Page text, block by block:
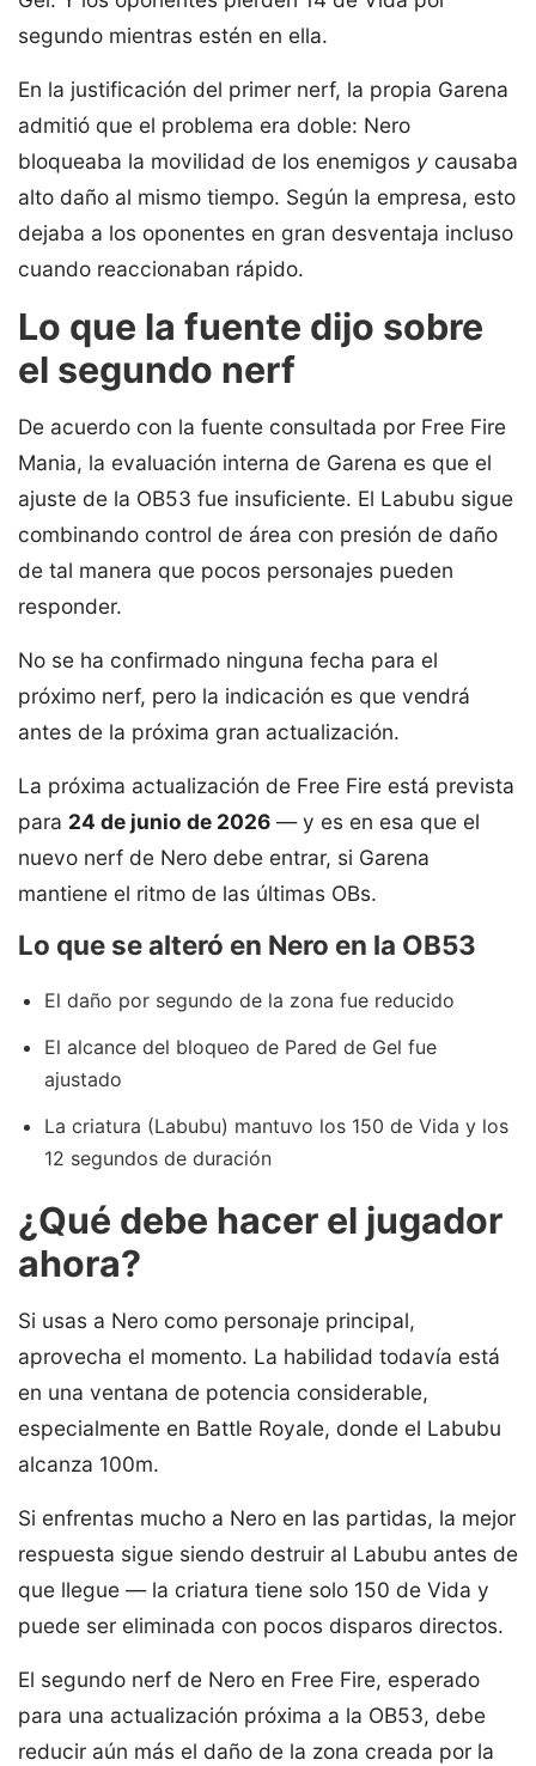
segundo mientras estén en ella.
En la justificación del primer nerf, la propia Garena
admitió que el problema era doble: Nero
bloqueaba la movilidad de los enemigos y causaba
alto daño al mismo tiempo. Según la empresa, esto
dejaba a los oponentes en gran desventaja incluso
cuando reaccionaban rápido.
Lo que la fuente dijo sobre
el segundo nerf
De acuerdo con la fuente consultada por Free Fire
Mania, la evaluación interna de Garena es que el
ajuste de la OB53 fue insuficiente. El Labubu sigue
combinando control de área con presión de daño
de tal manera que pocos personajes pueden
responder.
No se ha confirmado ninguna fecha para el
próximo nerf, pero la indicación es que vendrá
antes de la próxima gran actualización.
La próxima actualización de Free Fire está prevista
para 24 de junio de 2026 — y es en esa que el
nuevo nerf de Nero debe entrar, si Garena
mantiene el ritmo de las últimas OBs.
Lo que se alteró en Nero en la OB53
El daño por segundo de la zona fue reducido
El alcance del bloqueo de Pared de Gel fue
ajustado
La criatura (Labubu) mantuvo los 150 de Vida y los
12 segundos de duración
¿Qué debe hacer el jugador
ahora?
Si usas a Nero como personaje principal,
aprovecha el momento. La habilidad todavía está
en una ventana de potencia considerable,
especialmente en Battle Royale, donde el Labubu
alcanza 100m.
Si enfrentas mucho a Nero en las partidas, la mejor
respuesta sigue siendo destruir al Labubu antes de
que llegue — la criatura tiene solo 150 de Vida y
puede ser eliminada con pocos disparos directos.
El segundo nerf de Nero en Free Fire, esperado
para una actualización próxima a la OB53, debe
reducir aún más el daño de la zona creada por la